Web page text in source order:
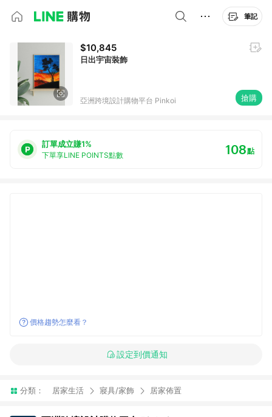
筆記
$10,845
日出宇宙裝飾
亞洲跨境設計購物平台 Pinkoi 搶購
訂單成立賺1%
下單享LINE POINTS點數 108點
價格趨勢怎麼看？
設定到價通知
分類： 居家生活 寢具/家飾 居家佈置